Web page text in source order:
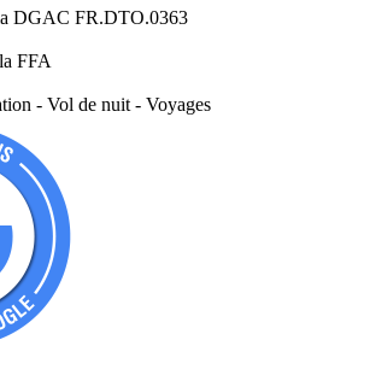
DGAC FR.DTO.0363
la FFA
- Vol de nuit - Voyages